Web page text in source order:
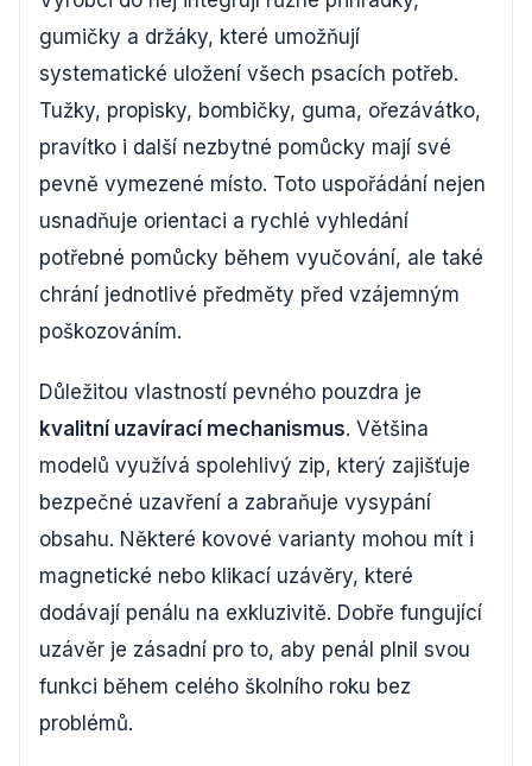
gumičky a držáky, které umožňují
systematické uložení všech psacích potřeb.
Tužky, propisky, bombičky, guma, ořezávátko,
pravítko i další nezbytné pomůcky mají své
pevně vymezené místo. Toto uspořádání nejen
usnadňuje orientaci a rychlé vyhledání
potřebné pomůcky během vyučování, ale také
chrání jednotlivé předměty před vzájemným
poškozováním.
Důležitou vlastností pevného pouzdra je
kvalitní uzavírací mechanismus. Většina
modelů využívá spolehlivý zip, který zajišťuje
bezpečné uzavření a zabraňuje vysypání
obsahu. Některé kovové varianty mohou mít i
magnetické nebo klikací uzávěry, které
dodávají penálu na exkluzivitě. Dobře fungující
uzávěr je zásadní pro to, aby penál plnil svou
funkci během celého školního roku bez
problémů.